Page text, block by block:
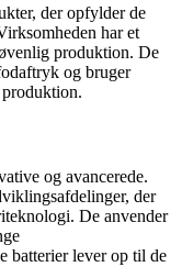
der opfylder de
har et
produktion. De
og bruger
og avancerede.
der
De anvender
batterier lever op til de